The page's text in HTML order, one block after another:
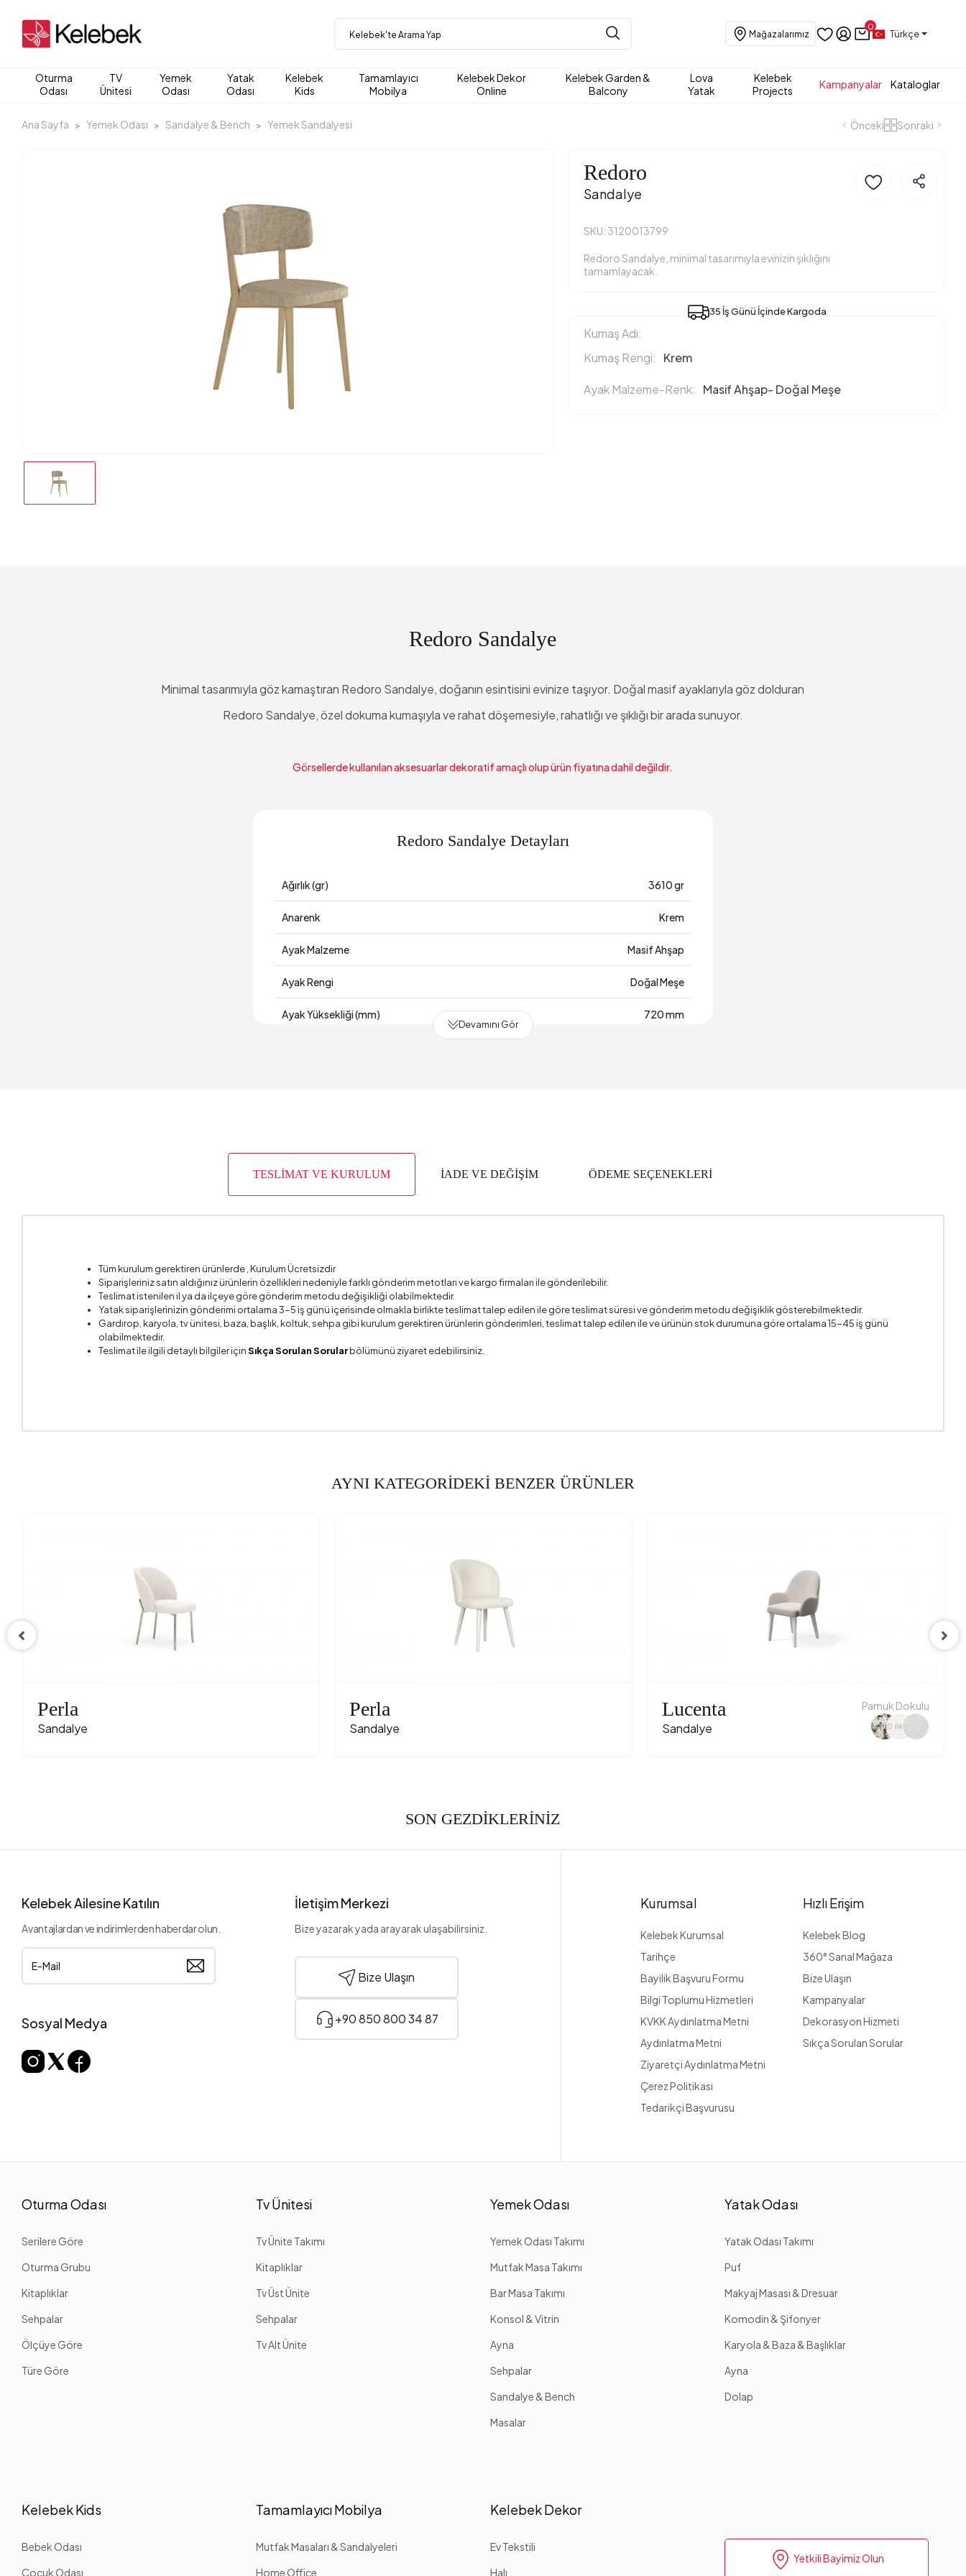
Mağazalarımız
0
Türkçe
Oturma
Odası
TV
Ünitesi
Yemek
Odası
Yatak
Odası
Kelebek
Kids
Tamamlayıcı
Mobilya
Kelebek Dekor
Online
Kelebek Garden &
Balcony
Lova
Yatak
Kelebek
Projects
Kampanyalar Kataloglar
Ana Sayfa Yemek Odası Sandalye & Bench Yemek Sandalyesi Önceki Sonraki
Redoro
Sandalye
SKU: 3120013799
Redoro Sandalye, minimal tasarımıyla evinizin şıklığını
tamamlayacak.
35 İş Günü İçinde Kargoda
Kumaş Adı:
Kumaş Rengi:
Krem
Ayak Malzeme-Renk: Masif Ahşap- Doğal Meşe
Redoro Sandalye
Minimal tasarımıyla göz kamaştıran Redoro Sandalye, doğanın esintisini evinize taşıyor. Doğal masif ayaklarıyla göz dolduran
Redoro Sandalye, özel dokuma kumaşıyla ve rahat döşemesiyle, rahatlığı ve şıklığı bir arada sunuyor.
Görsellerde kullanılan aksesuarlar dekoratif amaçlı olup ürün fiyatına dahil değildir.
Redoro Sandalye Detayları
Ağırlık (gr) 3610 gr
Anarenk Krem
Ayak Malzeme Masif Ahşap
Ayak Rengi Doğal Meşe
Ayak Yüksekliği (mm) 720 mm
Hacim (m3) 0,21 m3
Oturma Genişliği (mm)
Oturma Konforu Dinamik Konfor
Yükseklik (mm) 820 mm
Devamını Gör
TESLİMAT VE KURULUM İADE VE DEĞİŞİM ÖDEME SEÇENEKLERİ
Tüm kurulum gerektiren ürünlerde , Kurulum Ücretsizdir
Siparişleriniz satın aldığınız ürünlerin özellikleri nedeniyle farklı gönderim metotları ve kargo firmaları ile gönderilebilir.
Teslimat istenilen il ya da ilçeye göre gönderim metodu değişikliği olabilmektedir.
Yatak siparişlerinizin gönderimi ortalama 3-5 iş günü içerisinde olmakla birlikte teslimat talep edilen ile göre teslimat süresi ve gönderim metodu değişiklik gösterebilmektedir.
Gardırop, karyola, tv ünitesi, baza, başlık, koltuk, sehpa gibi kurulum gerektiren ürünlerin gönderimleri, teslimat talep edilen ile ve ürünün stok durumuna göre ortalama 15-45 iş günü
olabilmektedir.
Teslimat ile ilgili detaylı bilgiler içinSıkça Sorulan Sorularbölümünü ziyaret edebilirsiniz.
AYNI KATEGORİDEKİ BENZER ÜRÜNLER
Perla
Sandalye
Perla
Sandalye
Lucenta
Sandalye
Pamuk Dokulu
SON GEZDİKLERİNİZ
Kelebek Ailesine Katılın
Avantajlardan ve indirimlerden haberdar olun.
Sosyal Medya
İletişim Merkezi
Bize yazarak yada arayarak ulaşabilirsiniz.
Bize Ulaşın
+90 850 800 34 87
Kurumsal
Kelebek Kurumsal
Tarihçe
Bayilik Başvuru Formu
Bilgi Toplumu Hizmetleri
KVKK Aydınlatma Metni
Aydınlatma Metni
Ziyaretçi Aydınlatma Metni
Çerez Politikası
Tedarikçi Başvurusu
Hızlı Erişim
Kelebek Blog
360° Sanal Mağaza
Bize Ulaşın
Kampanyalar
Dekorasyon Hizmeti
Sıkça Sorulan Sorular
Oturma Odası
Serilere Göre
Oturma Grubu
Kitaplıklar
Sehpalar
Ölçüye Göre
Türe Göre
Tv Ünitesi
Tv Ünite Takımı
Kitaplıklar
Tv Üst Ünite
Sehpalar
Tv Alt Ünite
Yemek Odası
Yemek Odası Takımı
Mutfak Masa Takımı
Bar Masa Takımı
Konsol & Vitrin
Ayna
Sehpalar
Sandalye & Bench
Masalar
Yatak Odası
Yatak Odası Takımı
Puf
Makyaj Masası & Dresuar
Komodin & Şifonyer
Karyola & Baza & Başlıklar
Ayna
Dolap
Kelebek Kids
Bebek Odası
Çocuk Odası
Tamamlayıcı Mobilya
Mutfak Masaları & Sandalyeleri
Home Office
Kelebek Dekor
Ev Tekstili
Halı
Yetkili Bayimiz Olun